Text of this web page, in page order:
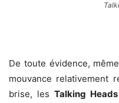
De toute évidence,
mouvance relativement
brise, les Talking Heads